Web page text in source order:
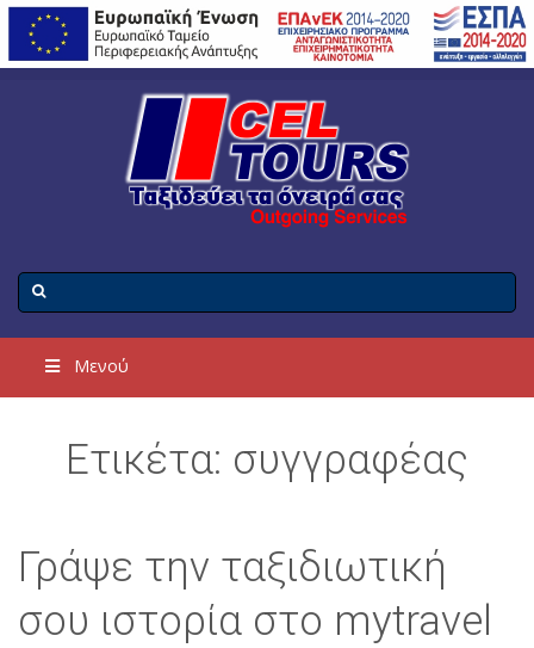
Μενού
Ετικέτα: συγγραφέας
Γράψε την ταξιδιωτική
σου ιστορία στο mytravel